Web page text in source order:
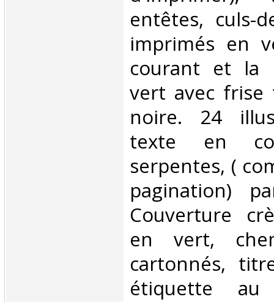
entêtes, culs-
imprimés en
courant et la
vert avec frise
noire. 24
texte en
serpentes, (
pagination)
Couverture
en vert,
cartonnés,
étiquette